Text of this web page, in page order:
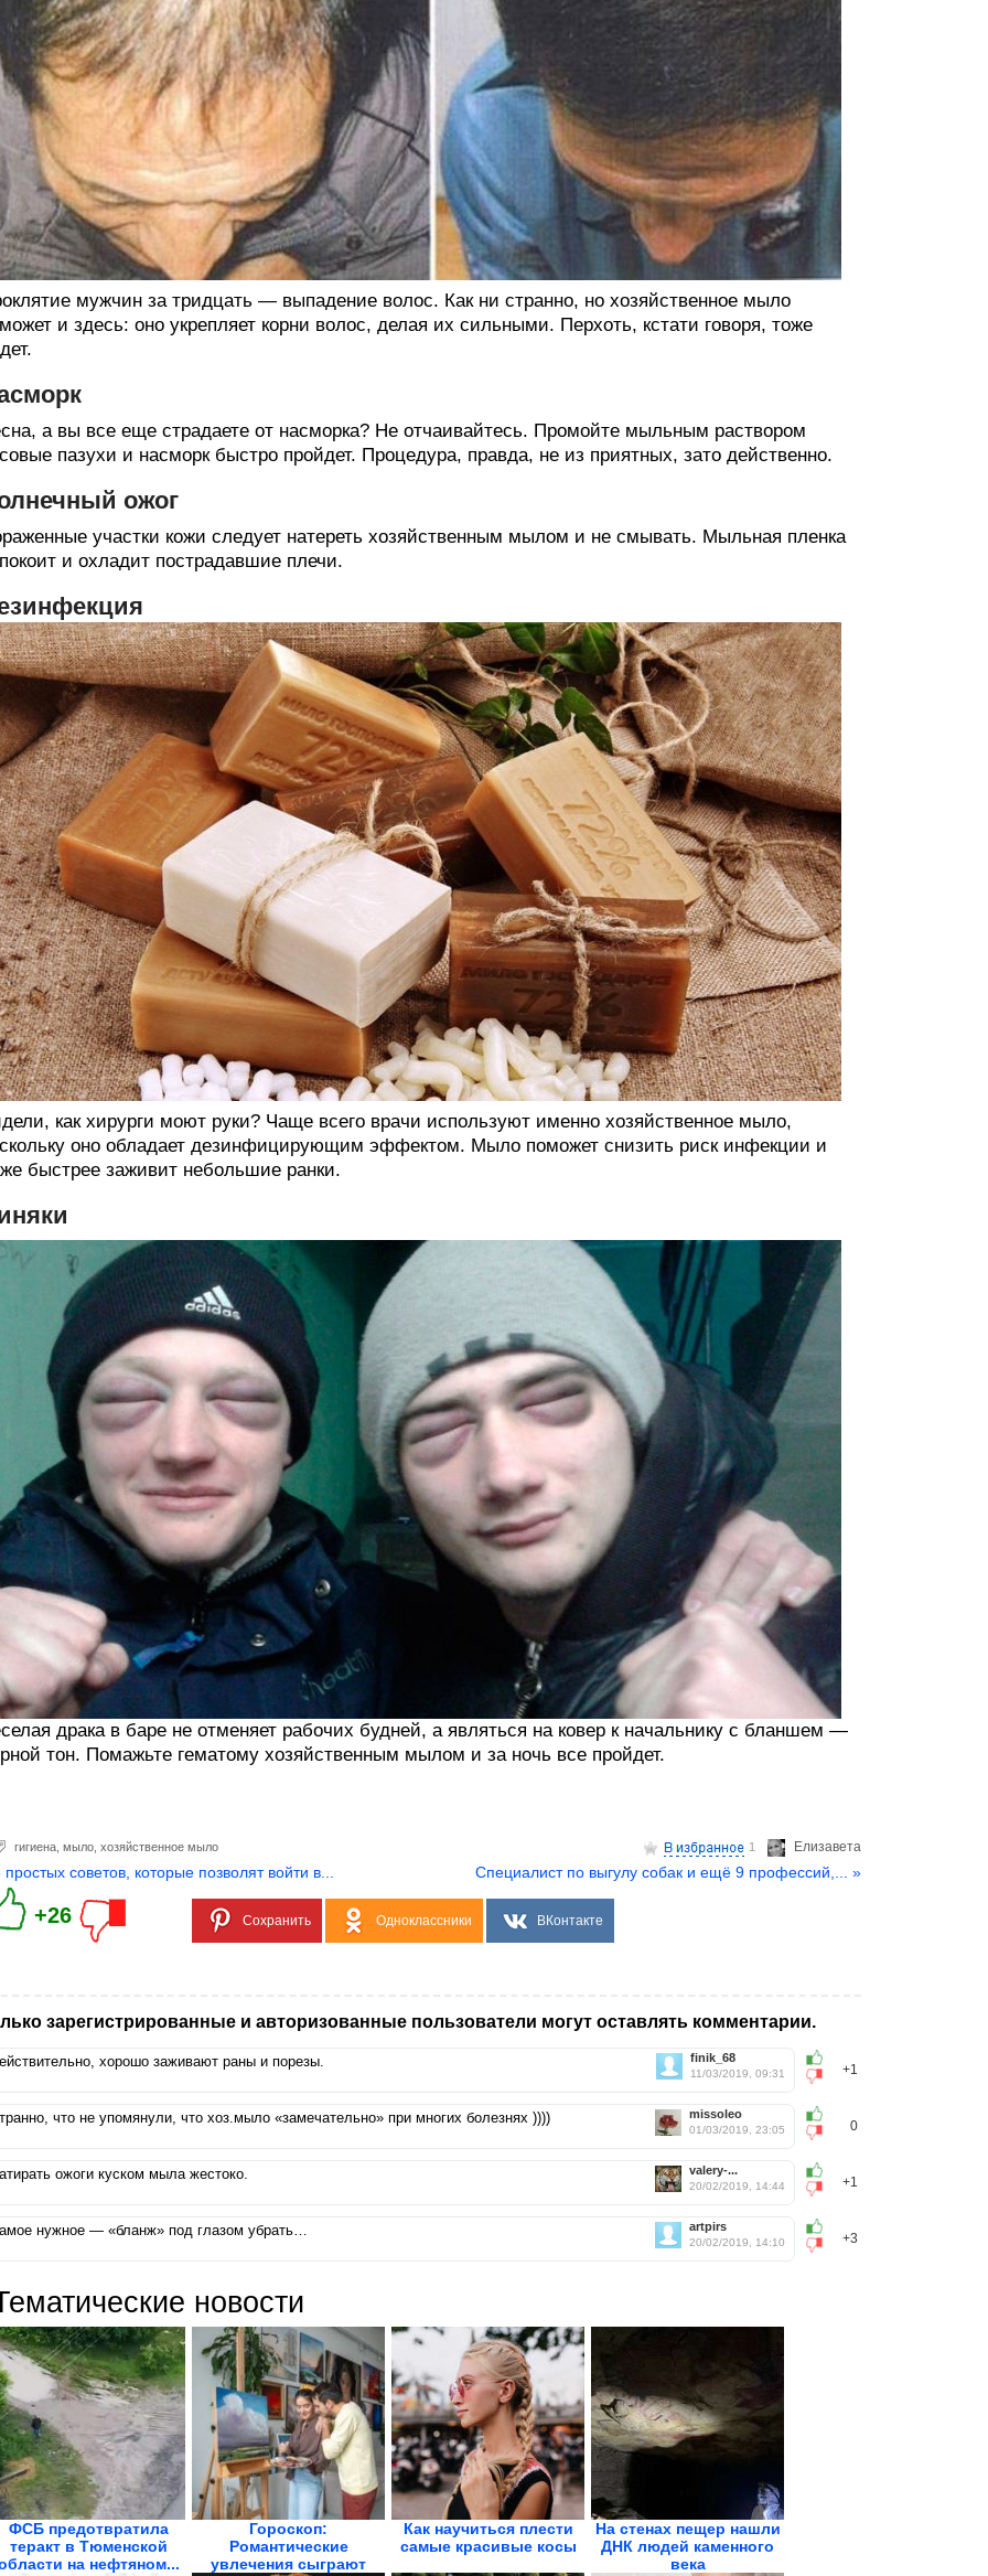
мужчин за тридцать — выпадение волос. Как ни странно, но хозяйственное мыло
и здесь: оно укрепляет корни волос, делая их сильными. Перхоть, кстати говоря, тоже
а вы все еще страдаете от насморка? Не отчаивайтесь. Промойте мыльным раствором
пазухи и насморк быстро пройдет. Процедура, правда, не из приятных, зато действенно.
ожог
участки кожи следует натереть хозяйственным мылом и не смывать. Мыльная пленка
и охладит пострадавшие плечи.
как хирурги моют руки? Чаще всего врачи используют именно хозяйственное мыло,
оно обладает дезинфицирующим эффектом. Мыло поможет снизить риск инфекции и
быстрее заживит небольшие ранки.
драка в баре не отменяет рабочих будней, а являться на ковер к начальнику с бланшем —
тон. Помажьте гематому хозяйственным мылом и за ночь все пройдет.
Елизаветa
1
гигиена мыло хозяйственное мыло
простых советов, которые позволят войти в... Специалист по выгулу собак и ещё 9 профессий,... »
+26 Сохранить Одноклассники ВКонтакте
зарегистрированные и авторизованные пользователи могут оставлять комментарии.
+1
finik_68
11/03/2019, 09:31
хорошо заживают раны и порезы.
0
missoleo
01/03/2019, 23:05
что не упомянули, что хоз.мыло «замечательно» при многих болезнях ))))
+1
valery-...
20/02/2019, 14:44
ожоги куском мыла жестоко.
+3
artpirs
20/02/2019, 14:10
нужное — «бланж» под глазом убрать…
новости
ФСБ предотвратила
теракт в Тюменской
на нефтяном...
Гороскоп:
Романтические
увлечения сыграют
Как научиться плести
самые красивые косы
На стенах пещер нашли
ДНК людей каменного
века